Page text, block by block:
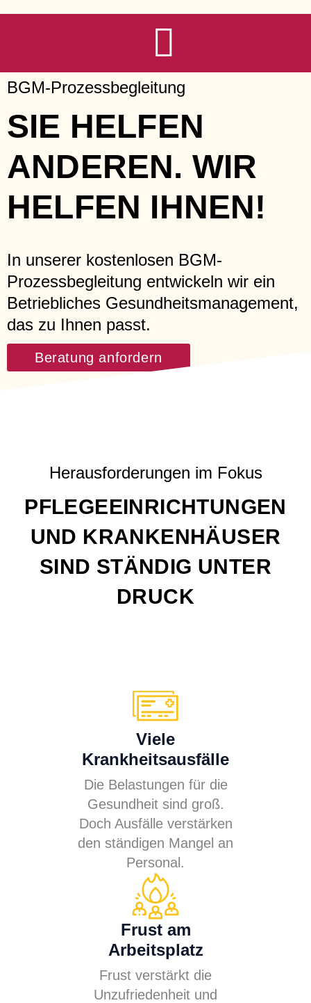
Zum
BGM-Prozessbegleitung
SIE HELFEN
ANDEREN. WIR
HELFEN IHNEN!
In unserer kostenlosen BGM-
Prozessbegleitung entwickeln wir ein
Betriebliches Gesundheitsmanagement,
das zu Ihnen passt.
Beratung anfordern
Herausforderungen im Fokus
PFLEGEEINRICHTUNGEN
UND KRANKENHÄUSER
SIND STÄNDIG UNTER
DRUCK
Viele
Krankheitsausfälle
Die Belastungen für die
Gesundheit sind groß.
Doch Ausfälle verstärken
den ständigen Mangel an
Personal.
Frust am
Arbeitsplatz
Frust verstärkt die
Unzufriedenheit und